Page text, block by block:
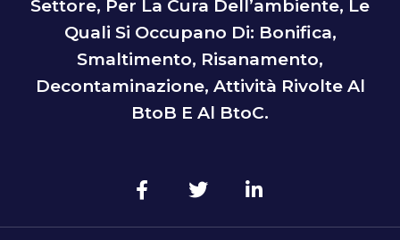
Settore, Per La Cura Dell’ambiente, Le
Quali Si Occupano Di: Bonifica,
Smaltimento, Risanamento,
Decontaminazione, Attività Rivolte Al
BtoB E Al BtoC.